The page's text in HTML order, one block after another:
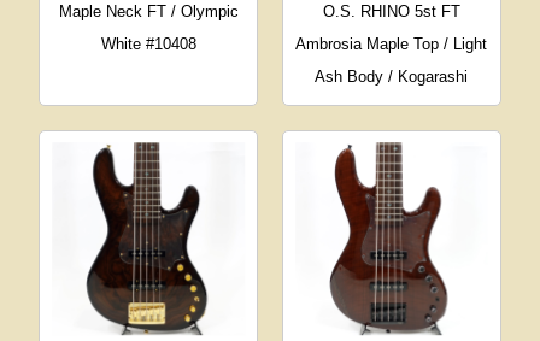
Maple Neck FT / Olympic
White #10408
O.S. RHINO 5st FT
Ambrosia Maple Top / Light
Ash Body / Kogarashi